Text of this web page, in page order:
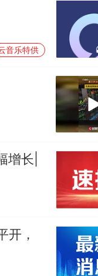
音乐特供
增长|
开，